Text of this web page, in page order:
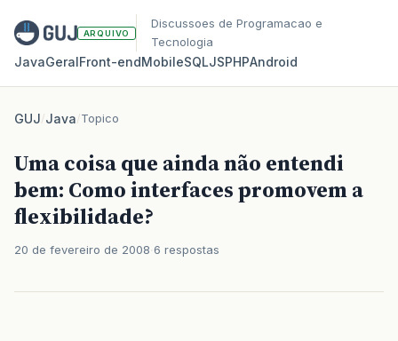
ARQUIVO
Discussoes de Programacao e
Tecnologia
JavaGeralFront‑endMobileSQLJSPHPAndroid
GUJ/Java/Topico
Uma coisa que ainda não entendi
bem: Como interfaces promovem a
flexibilidade?
20 de fevereiro de 2008 6 respostas